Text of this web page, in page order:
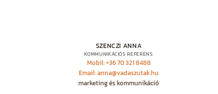
SZENCZI ANNA
KOMMUNIKÁCIÓS REFERENS
Mobil: +36 70 321 8488
Email: anna@vadaszutak.hu
marketing és kommunikáció